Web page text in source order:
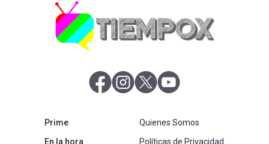
abre en nueva pestaña
abre en nueva pestaña
abre en nueva pestaña
Primeabre en nueva pestaña
En la horaabre en nueva pestaña
Quienes Somos
Políticas de Privacidad